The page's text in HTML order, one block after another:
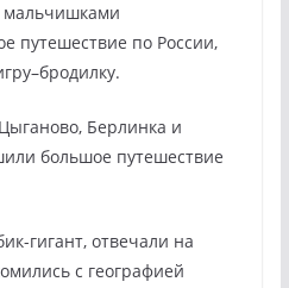
мальчишками
путешествие по России,
Берлинка и
большое путешествие
гигант, отвечали на
с географией